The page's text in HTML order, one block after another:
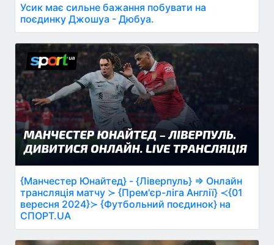
Усик має сильне бажання побувати на
поєдинку Джошуа - Дюбуа.
{Манчестер Юнайтед} - {Ліверпуль} ⇒ Онлайн
трансляція матчу ≻ {Прем'єр-ліга Англії} ≺{01
вересня 2024}≻ {Футбольний поєдинок} на
СПОРТ.UA